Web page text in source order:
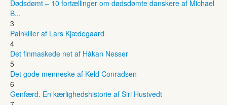
Dødsdømt – 10 fortællinger om dødsdømte danskere af Michael
B...
3
Painkiller af Lars Kjædegaard
4
Det finmaskede net af Håkan Nesser
5
Det gode menneske af Keld Conradsen
6
Genfærd. En kærlighedshistorie af Siri Hustvedt